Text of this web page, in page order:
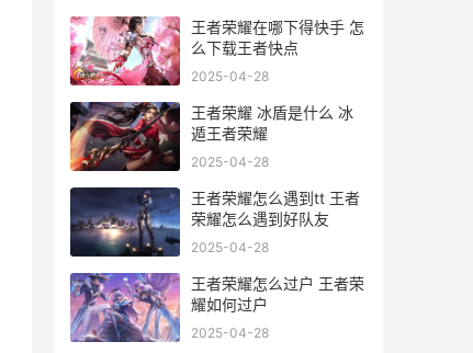
王者荣耀在哪下得快手 怎
么下载王者快点
2025-04-28
王者荣耀 冰盾是什么 冰
遁王者荣耀
2025-04-28
王者荣耀怎么遇到tt 王者
荣耀怎么遇到好队友
2025-04-28
王者荣耀怎么过户 王者荣
耀如何过户
2025-04-28